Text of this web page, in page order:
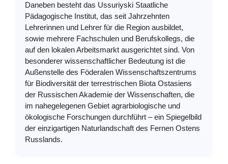
Daneben besteht das Ussuriyski Staatliche
Pädagogische Institut, das seit Jahrzehnten
Lehrerinnen und Lehrer für die Region ausbildet,
sowie mehrere Fachschulen und Berufskollegs, die
auf den lokalen Arbeitsmarkt ausgerichtet sind. Von
besonderer wissenschaftlicher Bedeutung ist die
Außenstelle des Föderalen Wissenschaftszentrums
für Biodiversität der terrestrischen Biota Ostasiens
der Russischen Akademie der Wissenschaften, die
im nahegelegenen Gebiet agrarbiologische und
ökologische Forschungen durchführt – ein Spiegelbild
der einzigartigen Naturlandschaft des Fernen Ostens
Russlands.